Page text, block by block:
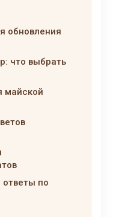
обновления
что выбрать
майской
по